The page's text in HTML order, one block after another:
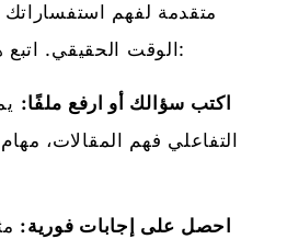
متقدمة لفهم
الوقت الحقيقي. اتبع هذه الخطوات البسيطة:
اكتب سؤالك أو ارفع ملفًا:
التفاعلي فهم المقالات، مهام
احصل على إجابات فورية: